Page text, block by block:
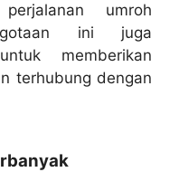
umroh
ini juga
memberikan
terhubung dengan